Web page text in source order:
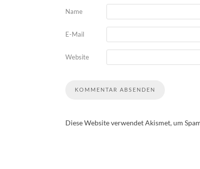
Name
E-Mail
Website
Diese Website verwendet Akismet, um